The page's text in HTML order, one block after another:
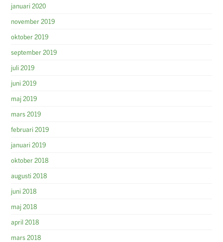
januari 2020
november 2019
oktober 2019
september 2019
juli 2019
juni 2019
maj 2019
mars 2019
februari 2019
januari 2019
oktober 2018
augusti 2018
juni 2018
maj 2018
april 2018
mars 2018